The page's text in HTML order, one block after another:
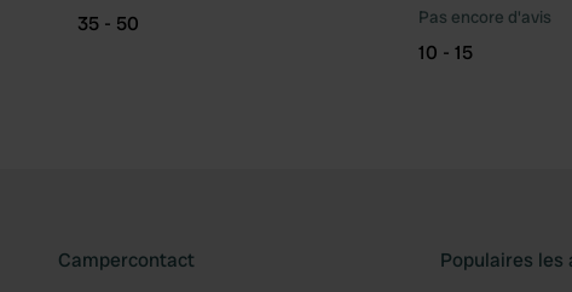
35 - 50 Pas encore d'avis
10 - 15
Campercontact Populaires les